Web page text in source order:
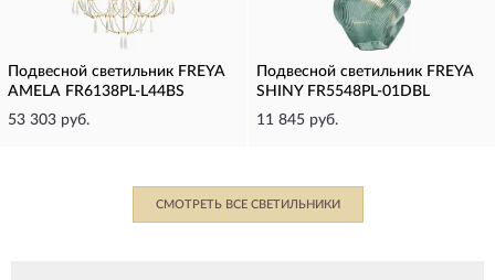
Подвесной светильник FREYA
AMELA FR6138PL-L44BS
53 303 руб.
Подвесной светильник FREYA
SHINY FR5548PL-01DBL
11 845 руб.
СМОТРЕТЬ ВСЕ СВЕТИЛЬНИКИ